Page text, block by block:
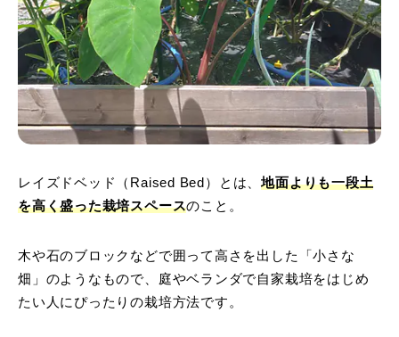
レイズドベッド（Raised Bed）とは、地面よりも一段土
を高く盛った栽培スペースのこと。
木や石のブロックなどで囲って高さを出した「小さな
畑」のようなもので、庭やベランダで自家栽培をはじめ
たい人にぴったりの栽培方法です。